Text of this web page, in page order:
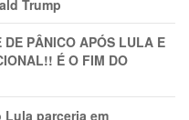
Trump
PÂNlCO APÓS LULA E
É O FIM DO
parceria em